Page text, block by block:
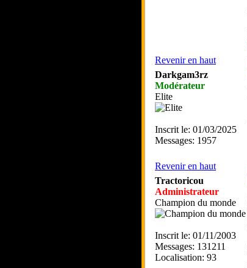
Revenir en haut
Darkgam3rz
Modérateur
Elite
Inscrit le: 01/03/2025
Messages: 1957
Revenir en haut
Tractoricou
Administrateur
Champion du monde
Inscrit le: 01/11/2003
Messages: 131211
Localisation: 93